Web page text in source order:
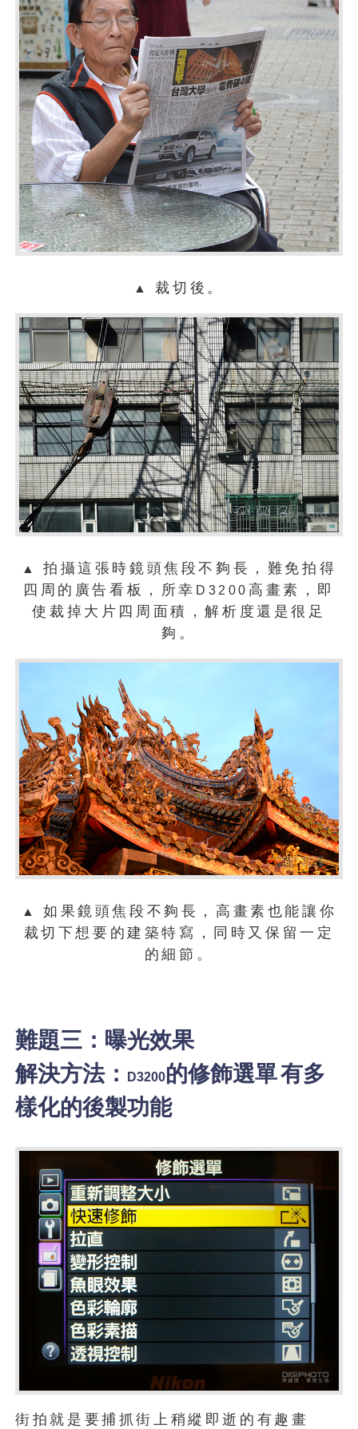
▲ 裁切後。
▲ 拍攝這張時鏡頭焦段不夠長，難免拍得
四周的廣告看板，所幸 D3200 高畫素，即
使裁掉大片四周面積，解析度還是很足
夠。
▲ 如果鏡頭焦段不夠長，高畫素也能讓你
裁切下想要的建築特寫，同時又保留一定
的細節。
難題三：曝光效果
解決方法：
D3200的修飾選單有多
樣化的後製功能
街拍就是要捕抓街上稍縱即逝的有趣畫